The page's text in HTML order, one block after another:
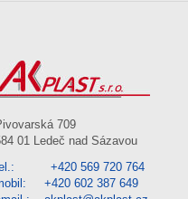
709
01 Ledeč nad Sázavou
+420 569 720 764
+420 602 387 649